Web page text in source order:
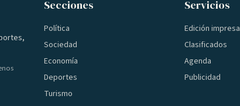
Secciones
Política
Sociedad
Economía
Deportes
Turismo
Servicios
Edición impresa
Clasificados
Agenda
Publicidad